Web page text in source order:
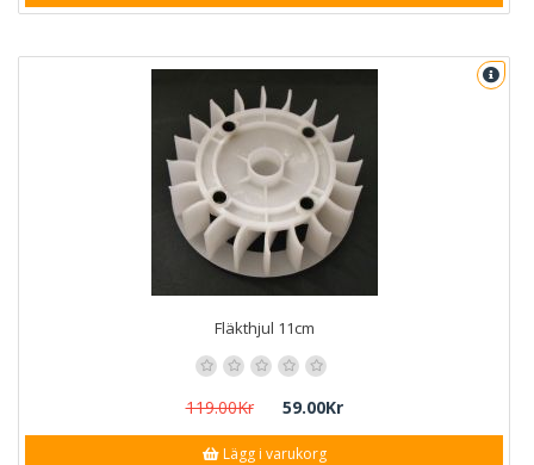
Fläkthjul 11cm
119.00Kr 59.00Kr
Lägg i varukorg